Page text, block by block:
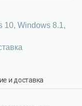
10, Windows 8.1,
и доставка